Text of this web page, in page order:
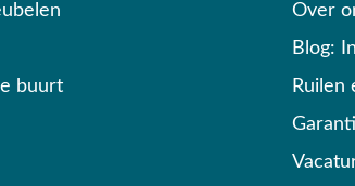
buurt
Over
Blog:
Ruilen